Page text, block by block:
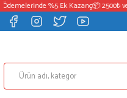
%5 Ek Kazanç📦 2500₺